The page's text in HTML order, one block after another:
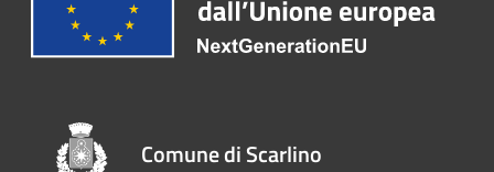
Comune di Scarlino